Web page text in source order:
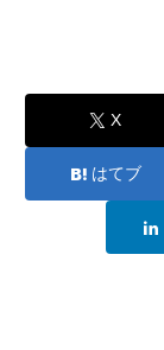
X
はてブ